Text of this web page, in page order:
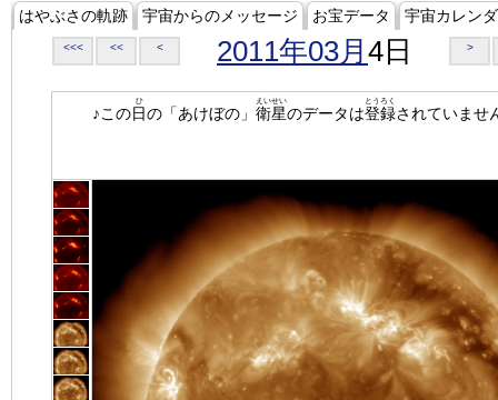
はやぶさの軌跡 宇宙からのメッセージ お宝データ 宇宙カレン
<<< << < 2011年03月 4日 >
♪この日
ひ
の「あけぼの」 衛星
えいせい
のデータは登録
とうろく
されていませ